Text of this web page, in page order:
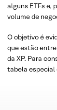
alguns ETFs e,
volume de
O objetivo é
que estão entre
da XP. Para
tabela especial